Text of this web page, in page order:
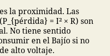
la proximidad. Las
= I² × R) son
No tiene sentido
en el Bajío si no
alto voltaje.